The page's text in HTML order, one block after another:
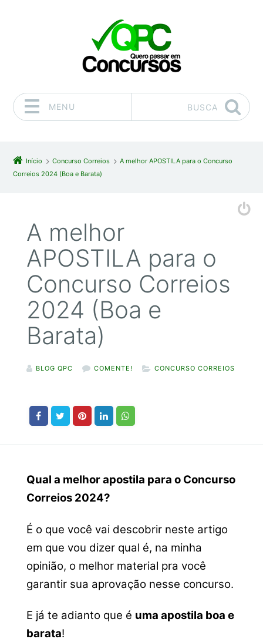
MENU BUSCA
Início Concurso Correios
A melhor APOSTILA para o Concurso
Correios 2024 (Boa e Barata)
A melhor
APOSTILA para o
Concurso Correios
2024 (Boa e
Barata)
BLOG QPC COMENTE! CONCURSO CORREIOS
Qual a melhor apostila para o Concurso
Correios 2024?
É o que você vai descobrir neste artigo
em que vou dizer qual é, na minha
opinião, o melhor material pra você
garantir sua aprovação nesse concurso.
E já te adianto que é uma apostila boa e
barata!